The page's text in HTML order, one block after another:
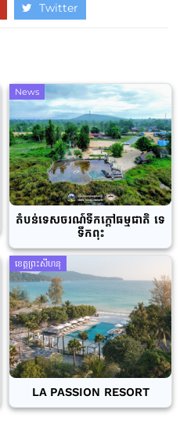
Twitter
News
តំបន់ទេសចរណ៍ទឹកក្តៅធម្មជាតិ ទេ
ទឹកពុះ
ខេត្តព្រះសីហនុ
LA PASSION RESORT